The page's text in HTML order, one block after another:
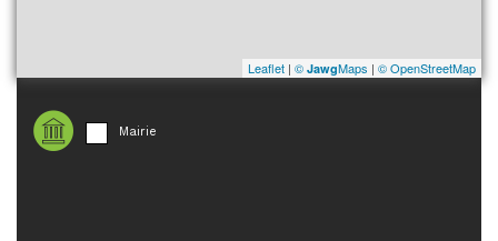
Leaflet | © JawgMaps | © OpenStreetMap
Mairie